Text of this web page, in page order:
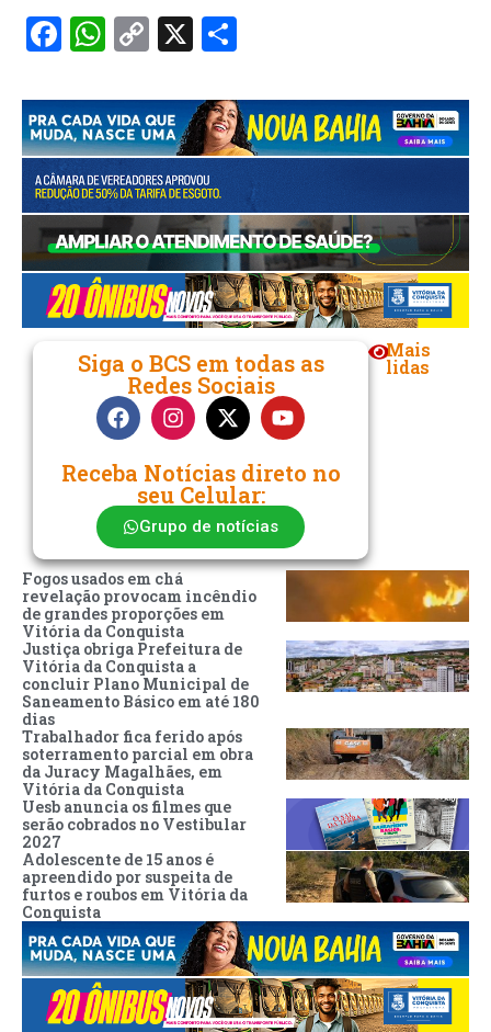
Facebook
WhatsApp
Copy
X
Siga o BCS em todas as
Redes Sociais
Receba Notícias direto no
seu Celular:
Grupo de notícias
Mais
lidas
Fogos usados em chá
revelação provocam incêndio
de grandes proporções em
Vitória da Conquista
Justiça obriga Prefeitura de
Vitória da Conquista a
concluir Plano Municipal de
Saneamento Básico em até 180
dias
Trabalhador fica ferido após
soterramento parcial em obra
da Juracy Magalhães, em
Vitória da Conquista
Uesb anuncia os filmes que
serão cobrados no Vestibular
2027
Adolescente de 15 anos é
apreendido por suspeita de
furtos e roubos em Vitória da
Conquista